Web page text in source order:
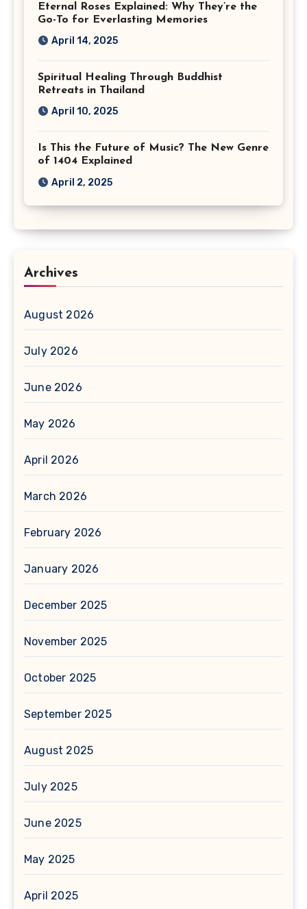
Eternal Roses Explained: Why They’re the
Go-To for Everlasting Memories
April 14, 2025
Spiritual Healing Through Buddhist
Retreats in Thailand
April 10, 2025
Is This the Future of Music? The New Genre
of 1404 Explained
April 2, 2025
Archives
August 2026
July 2026
June 2026
May 2026
April 2026
March 2026
February 2026
January 2026
December 2025
November 2025
October 2025
September 2025
August 2025
July 2025
June 2025
May 2025
April 2025